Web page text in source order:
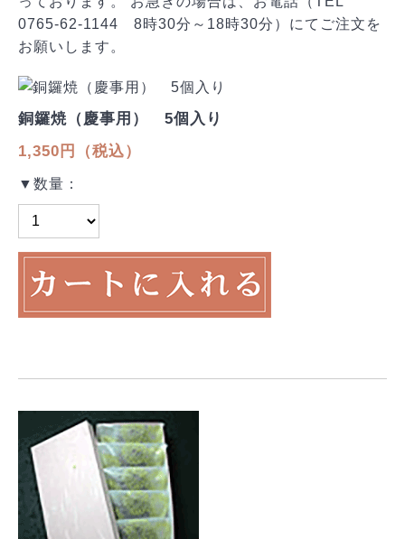
0765-62-1144 8時30分～18時30分）にてご注文を
お願いします。
銅鑼焼（慶事用） 5個入り
1,350円（税込）
▼数量：